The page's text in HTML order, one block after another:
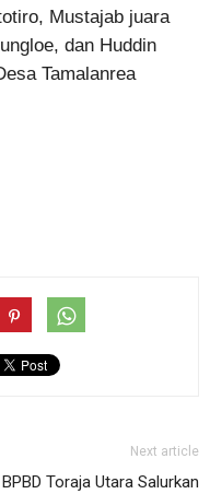
Mustajab juara
dan Huddin
Tamalanrea
Next article
BPBD Toraja Utara Salurkan